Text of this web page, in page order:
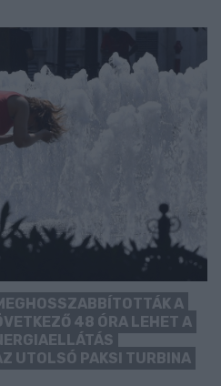
A
48 ÓRA LEHET A
UTOLSÓ PAKSI TURBINA